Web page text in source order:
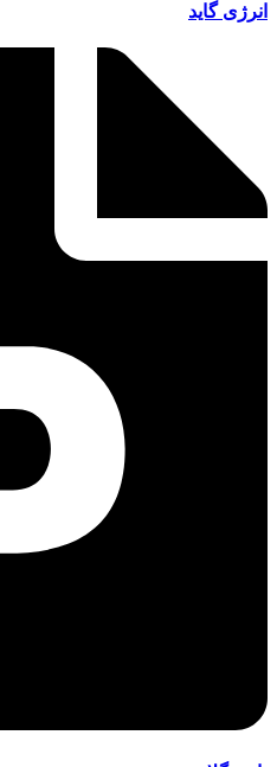
انرژی گاید